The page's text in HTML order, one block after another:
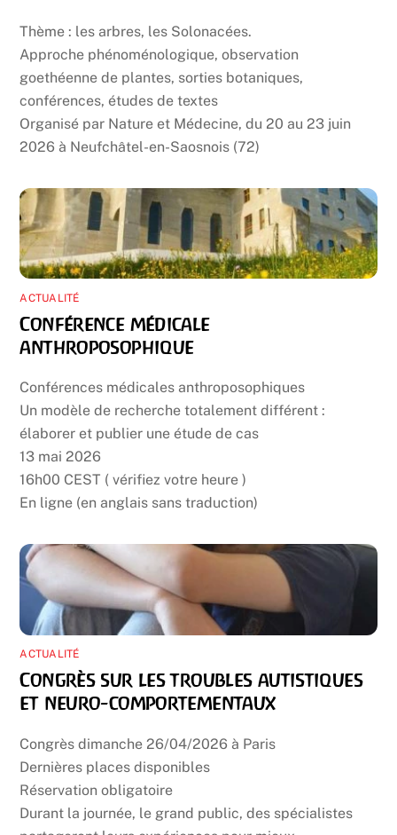
Thème : les arbres, les Solonacées.
Approche phénoménologique, observation
goethéenne de plantes, sorties botaniques,
conférences, études de textes
Organisé par Nature et Médecine, du 20 au 23 juin
2026 à Neufchâtel-en-Saosnois (72)
ACTUALITÉ
Conférence médicale
anthroposophique
Conférences médicales anthroposophiques
Un modèle de recherche totalement différent :
élaborer et publier une étude de cas
13 mai 2026
16h00 CEST ( vérifiez votre heure )
En ligne (en anglais sans traduction)
ACTUALITÉ
Congrès sur les troubles autistiques
et neuro-comportementaux
Congrès dimanche 26/04/2026 à Paris
Dernières places disponibles
Réservation obligatoire
Durant la journée, le grand public, des spécialistes